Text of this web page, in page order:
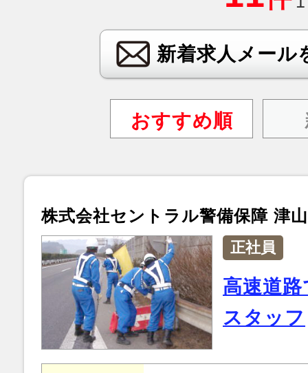
新着求人メール
おすすめ順
株式会社セントラル警備保障 津
正社員
高速道
スタッフ